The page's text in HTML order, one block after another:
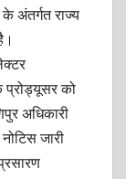
अंतर्गत राज्य
को
अधिकारी
जारी